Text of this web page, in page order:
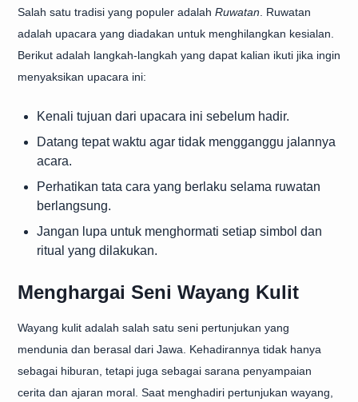
Salah satu tradisi yang populer adalah Ruwatan . Ruwatan
adalah upacara yang diadakan untuk menghilangkan kesialan.
Berikut adalah langkah-langkah yang dapat kalian ikuti jika ingin
menyaksikan upacara ini:
Kenali tujuan dari upacara ini sebelum hadir.
Datang tepat waktu agar tidak mengganggu jalannya
acara.
Perhatikan tata cara yang berlaku selama ruwatan
berlangsung.
Jangan lupa untuk menghormati setiap simbol dan
ritual yang dilakukan.
Menghargai Seni Wayang Kulit
Wayang kulit adalah salah satu seni pertunjukan yang
mendunia dan berasal dari Jawa. Kehadirannya tidak hanya
sebagai hiburan, tetapi juga sebagai sarana penyampaian
cerita dan ajaran moral. Saat menghadiri pertunjukan wayang,